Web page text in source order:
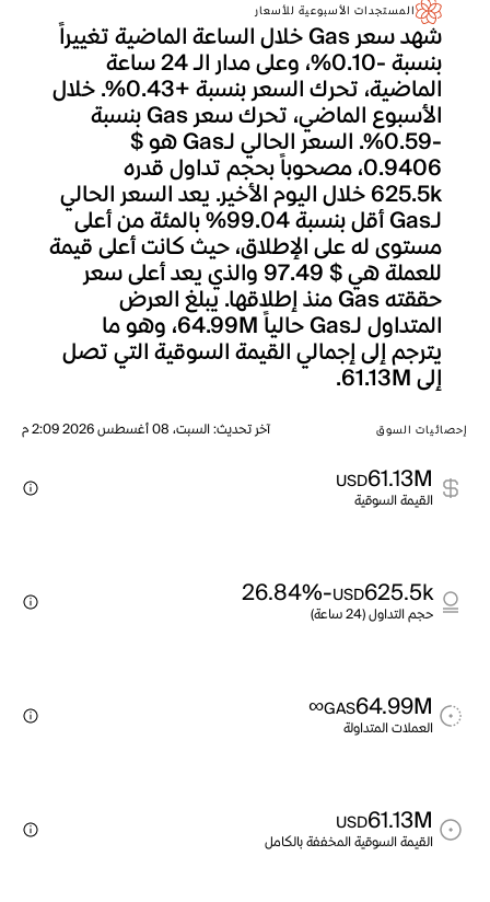
المستجدات الأسبوعية للأسعار
شهد سعر Gas خلال الساعة الماضية تغييراً
بنسبة -0.10%، وعلى مدار الـ 24 ساعة
الماضية، تحرك السعر بنسبة +0.43%. خلال
الأسبوع الماضي، تحرك سعر Gas بنسبة
-0.59%. السعر الحالي لـGas هو $
0.9406، مصحوباً بحجم تداول قدره
625.5k خلال اليوم الأخير. يعد السعر الحالي
لـGas أقل بنسبة 99.04% بالمئة من أعلى
مستوى له على الإطلاق، حيث كانت أعلى قيمة
للعملة هي $ 97.49 والذي يعد أعلى سعر
حققته Gas منذ إطلاقها. يبلغ العرض
المتداول لـGas حالياً 64.99M، وهو ما
يترجم إلى إجمالي القيمة السوقية التي تصل
إلى 61.13M.
إحصائيات السوق آخر تحديث:السبت، 08 أغسطس 2026 2:09 م
61.13M
USD
القيمة السوقية
625.5k
USD
-26.84%
حجم التداول (24 ساعة)
64.99M
GAS
∞
العملات المتداولة
61.13M
USD
القيمة السوقية المخففة بالكامل